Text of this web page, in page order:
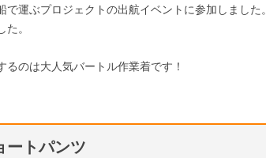
運ぶプロジェクトの出航イベントに参加しました。
。
のは大人気バートル作業着です！
ートパンツ